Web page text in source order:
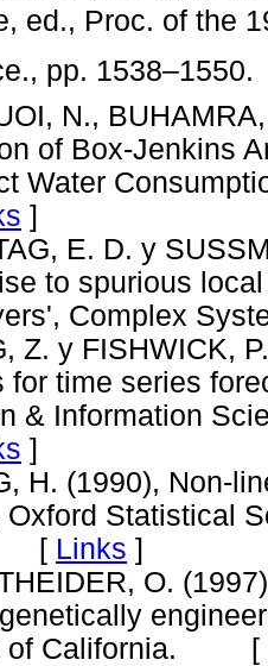
ed., Proc. of the
pp.
N.,
of Box-Jenkins
Water
]
E. D. y
to spurious
Complex
Z. y FISHWICK,
for time series
& Information
]
H. (1990), Non-
Oxford Statistical
[ Links ]
O.
of California. [